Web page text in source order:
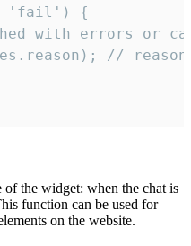
'fail') {
with errors or
//
of the widget: when the chat is
function can be used for
on the website.